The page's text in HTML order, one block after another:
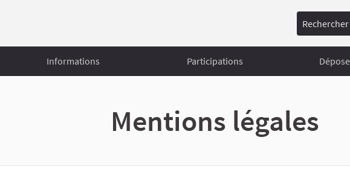
Rechercher
Informations Participations
Mentions légales